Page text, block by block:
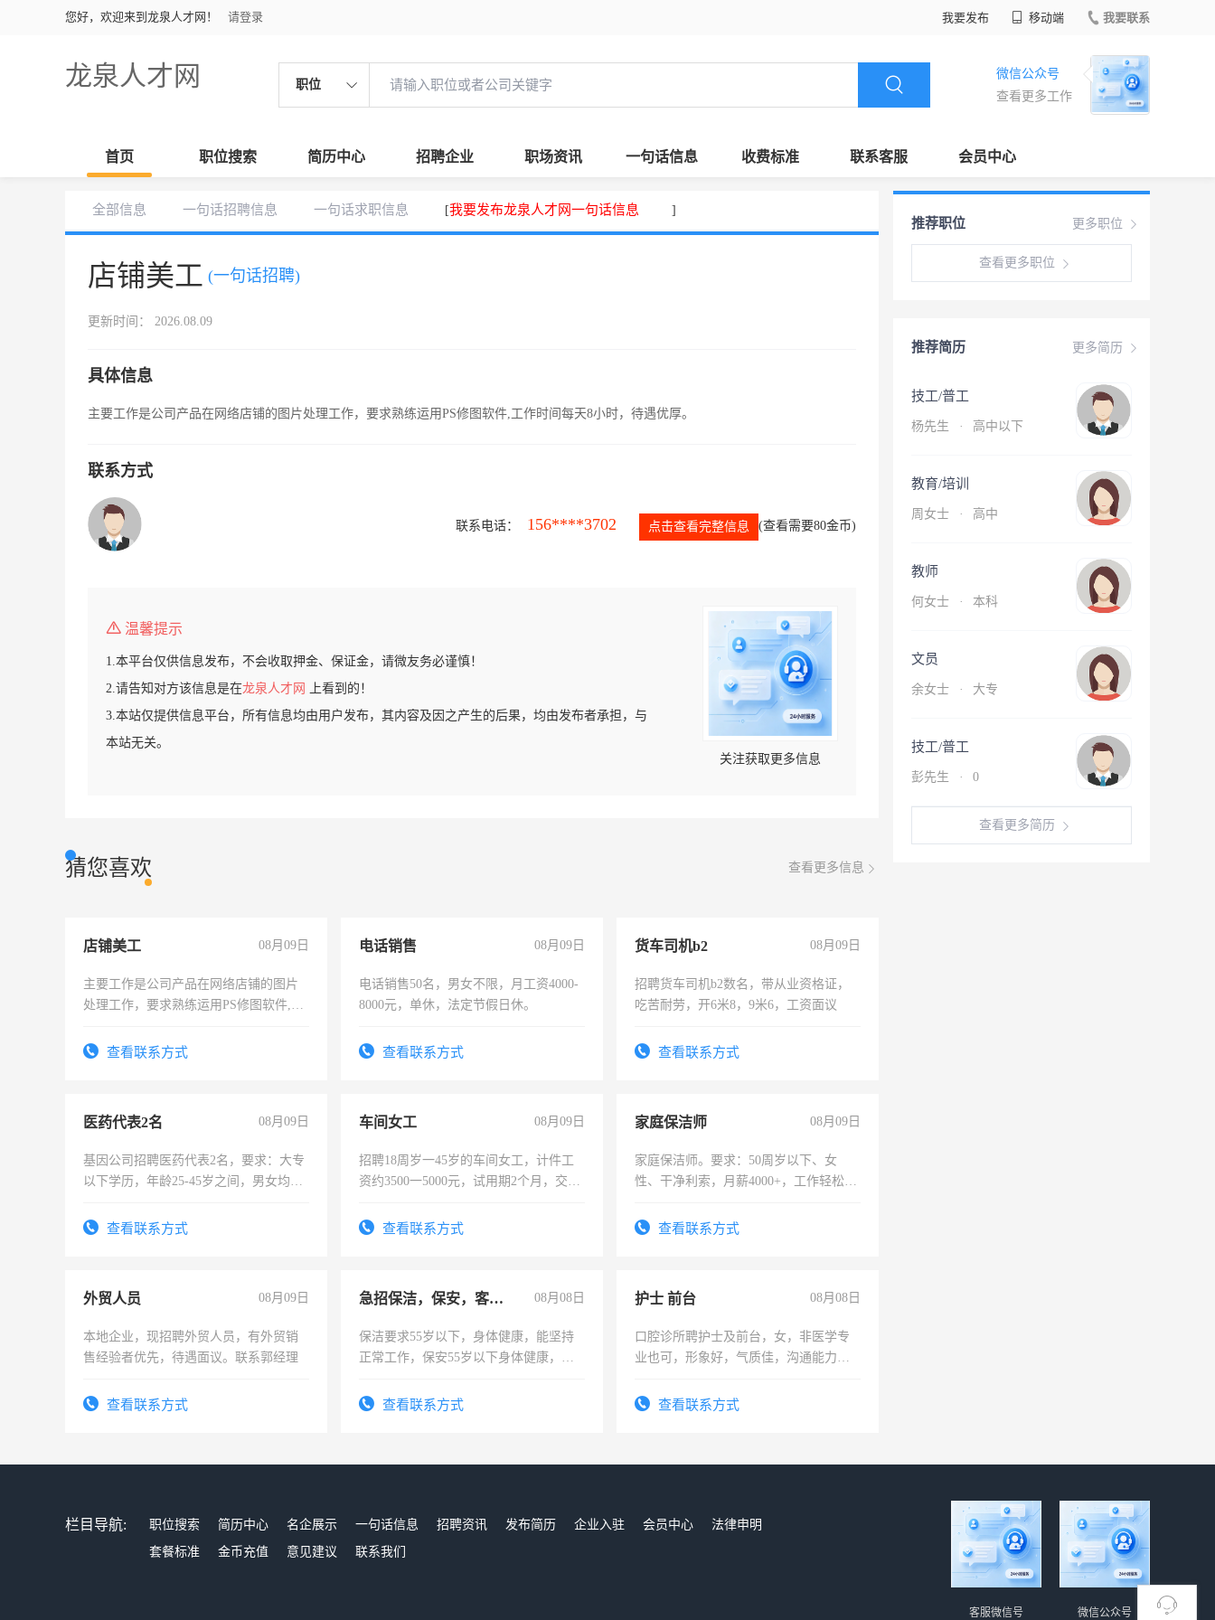
您好，欢迎来到龙泉人才网！ 请登录 我要发布 移动端 我要联系
龙泉人才网 职位
微信公众号
查看更多工作
首页 职位搜索 简历中心 招聘企业 职场资讯 一句话信息 收费标准 联系客服 会员中心
全部信息 一句话招聘信息 一句话求职信息 [我要发布龙泉人才网一句话信息 ]
店铺美工 (一句话招聘)
更新时间： 2026.08.09
具体信息
主要工作是公司产品在网络店铺的图片处理工作，要求熟练运用PS修图软件,工作时间每天8小时，待遇优厚。
联系方式
联系电话： 156****3702 点击查看完整信息 (查看需要80金币)
温馨提示
1.本平台仅供信息发布，不会收取押金、保证金，请微友务必谨慎！
2.请告知对方该信息是在龙泉人才网
上看到的！
3.本站仅提供信息平台，所有信息均由用户发布，其内容及因之产生的后果，均由发布者承担，与
本站无关。
关注获取更多信息
猜您喜欢 查看更多信息
店铺美工 08月09日
主要工作是公司产品在网络店铺的图片
处理工作，要求熟练运用PS修图软件,工
查看联系方式
电话销售 08月09日
电话销售50名，男女不限，月工资4000-
8000元，单休，法定节假日休。
查看联系方式
货车司机b2 08月09日
招聘货车司机b2数名，带从业资格证，
吃苦耐劳，开6米8，9米6，工资面议
查看联系方式
医药代表2名 08月09日
基因公司招聘医药代表2名，要求：大专
以下学历，年龄25-45岁之间，男女均
表或者有医学资质的优先，底薪+绩效，
查看联系方式
车间女工 08月09日
招聘18周岁一45岁的车间女工，计件工
资约3500一5000元，试用期2个月，交五
查看联系方式
家庭保洁师 08月09日
家庭保洁师。要求：50周岁以下、女
性、干净利索，月薪4000+，工作轻松，
太太等。查看联系方式
外贸人员 08月09日
本地企业，现招聘外贸人员，有外贸销
售经验者优先，待遇面议。联系郭经理
查看联系方式
急招保洁，保安，客服，工程 08月08日
保洁要求55岁以下，身体健康，能坚持
正常工作，保安55岁以下身体健康，有
录，客服要求45岁以下高中以上文化，
查看联系方式
护士 前台 08月08日
口腔诊所聘护士及前台，女，非医学专
业也可，形象好，气质佳，沟通能力
查看联系方式
更多职位
推荐职位
查看更多职位
更多简历
推荐简历
技工/普工
杨先生 · 高中以下
教育/培训
周女士 · 高中
教师
何女士 · 本科
文员
余女士 · 大专
技工/普工
彭先生 · 0
查看更多简历
栏目导航: 职位搜索 简历中心 名企展示 一句话信息 招聘资讯 发布简历 企业入驻 会员中心
法律申明
套餐标准
金币充值 意见建议 联系我们
微信公众号
客服微信号